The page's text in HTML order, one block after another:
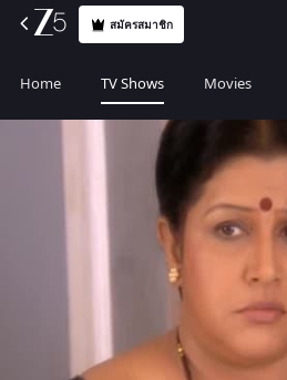
สมัครสมาชิก
Home TV Shows Movies